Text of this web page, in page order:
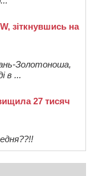
зіткнувшись на
Золотоноша,
в ...
27 тисяч